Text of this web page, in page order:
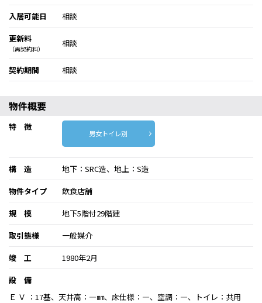
入居可能日
相談
更新料
（再契約料）
相談
契約期間 相談
物件概要
特 徴
男女トイレ別
構 造
地下：SRC造、地上：S造
物件タイプ
飲食店舗
規 模
地下5階付29階建
取引態様
一般媒介
竣 工
1980年2月
設 備
Ｅ Ｖ ：17基、天井高：―㎜、床仕様：―、空調：―、トイレ：共用